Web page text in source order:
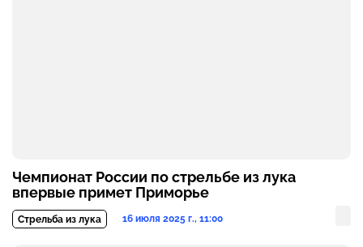
Чемпионат России по стрельбе из лука
впервые примет Приморье
Стрельба из лука 16 июля 2025 г., 11:00